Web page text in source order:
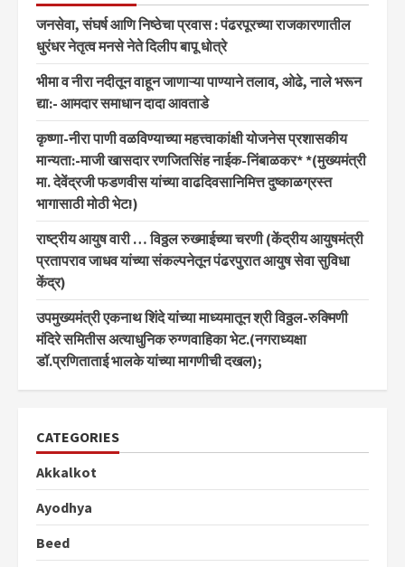
जनसेवा, संघर्ष आणि निष्ठेचा प्रवास : पंढरपूरच्या राजकारणातील
धुरंधर नेतृत्व मनसे नेते दिलीप बापू धोत्रे
भीमा व नीरा नदीतून वाहून जाणाऱ्या पाण्याने तलाव, ओढे, नाले भरून
द्या:- आमदार समाधान दादा आवताडे
कृष्णा-नीरा पाणी वळविण्याच्या महत्त्वाकांक्षी योजनेस प्रशासकीय
मान्यता:-माजी खासदार रणजितसिंह नाईक-निंबाळकर* *(मुख्यमंत्री
मा. देवेंद्रजी फडणवीस यांच्या वाढदिवसानिमित्त दुष्काळग्रस्त
भागासाठी मोठी भेट!)
राष्ट्रीय आयुष वारी … विठ्ठल रुख्माईच्या चरणी (केंद्रीय आयुषमंत्री
प्रतापराव जाधव यांच्या संकल्पनेतून पंढरपुरात आयुष सेवा सुविधा
केंद्र)
उपमुख्यमंत्री एकनाथ शिंदे यांच्या माध्यमातून श्री विठ्ठल-रुक्मिणी
मंदिरे समितीस अत्याधुनिक रुग्णवाहिका भेट.(नगराध्यक्षा
डॉ.प्रणिताताई भालके यांच्या मागणीची दखल);
CATEGORIES
Akkalkot
Ayodhya
Beed